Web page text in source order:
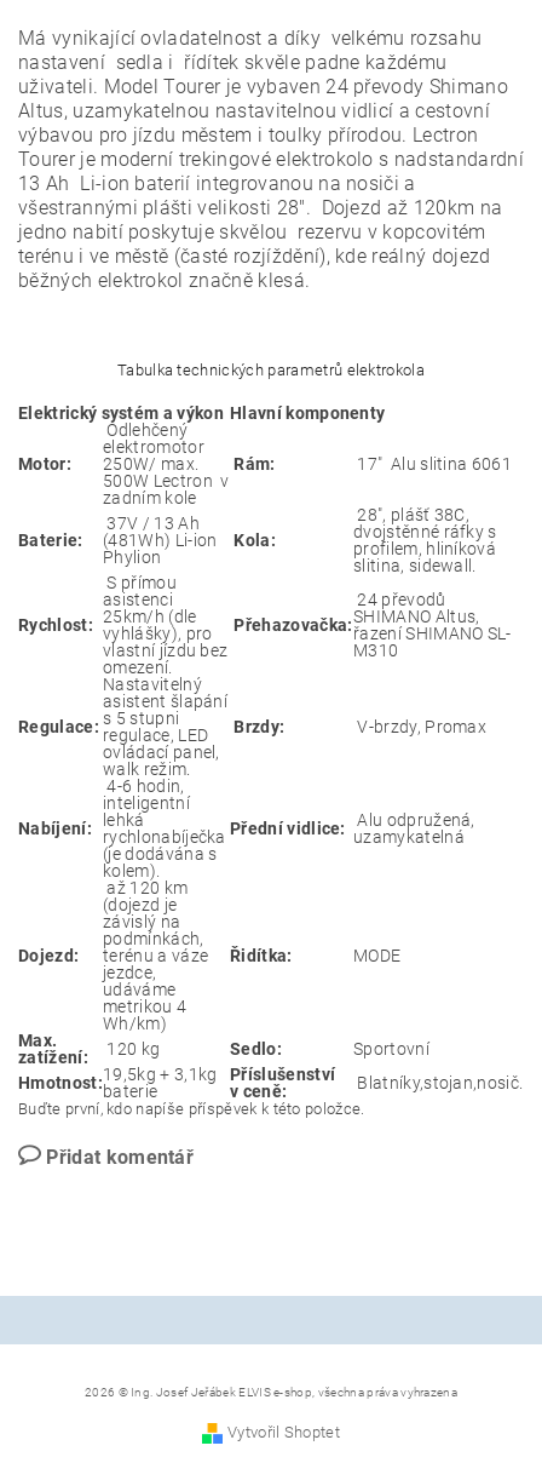
Má vynikající ovladatelnost a díky velkému rozsahu
nastavení sedla i řídítek skvěle padne každému
uživateli. Model Tourer je vybaven 24 převody Shimano
Altus, uzamykatelnou nastavitelnou vidlicí a cestovní
výbavou pro jízdu městem i toulky přírodou. Lectron
Tourer je moderní trekingové elektrokolo s nadstandardní
13 Ah Li-ion baterií integrovanou na nosiči a
všestrannými plášti velikosti 28". Dojezd až 120km na
jedno nabití poskytuje skvělou rezervu v kopcovitém
terénu i ve městě (časté rozjíždění), kde reálný dojezd
běžných elektrokol značně klesá.
Tabulka technických parametrů elektrokola
Elektrický systém a výkon Hlavní komponenty
Motor:
Odlehčený
elektromotor
250W/ max.
500W Lectron v
zadním kole
Rám: 17" Alu slitina 6061
Baterie:
37V / 13 Ah
(481Wh) Li-ion
Phylion
Kola:
28", plášť 38C,
dvojstěnné ráfky s
profilem, hliníková
slitina, sidewall.
Rychlost:
S přímou
asistenci
25km/h (dle
vyhlášky), pro
vlastní jízdu bez
omezení.
Přehazovačka:
24 převodů
SHIMANO Altus,
řazení SHIMANO SL-
M310
Regulace:
Nastavitelný
asistent šlapání
s 5 stupni
regulace, LED
ovládací panel,
walk režim.
Brzdy: V-brzdy, Promax
Nabíjení:
4-6 hodin,
inteligentní
lehká
rychlonabíječka
(je dodávána s
kolem).
Přední vidlice:
Alu odpružená,
uzamykatelná
Dojezd:
až 120 km
(dojezd je
závislý na
podmínkách,
terénu a váze
jezdce,
udáváme
metrikou 4
Wh/km)
Řidítka: MODE
Max.
zatížení:
120 kg Sedlo:
Sportovní
Hmotnost:19,5kg + 3,1kg
baterie
Příslušenství
v ceně:
Blatníky,stojan,nosič.
Buďte první, kdo napíše příspěvek k této položce.
Přidat komentář
2026 © Ing. Josef Jeřábek ELVIS e-shop, všechna práva vyhrazena
Vytvořil Shoptet